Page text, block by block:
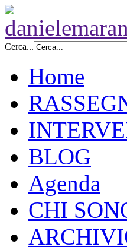
Cerca...
Home
BLOG
Agenda
CHI